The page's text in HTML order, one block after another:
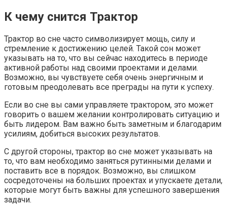
К чему снится Трактор
Трактор во сне часто символизирует мощь, силу и
стремление к достижению целей. Такой сон может
указывать на то, что вы сейчас находитесь в периоде
активной работы над своими проектами и делами.
Возможно, вы чувствуете себя очень энергичным и
готовым преодолевать все преграды на пути к успеху.
Если во сне вы сами управляете трактором, это может
говорить о вашем желании контролировать ситуацию и
быть лидером. Вам важно быть заметным и благодарим
усилиям, добиться высоких результатов.
С другой стороны, трактор во сне может указывать на
то, что вам необходимо заняться рутинными делами и
поставить все в порядок. Возможно, вы слишком
сосредоточены на больших проектах и упускаете детали,
которые могут быть важны для успешного завершения
задачи.